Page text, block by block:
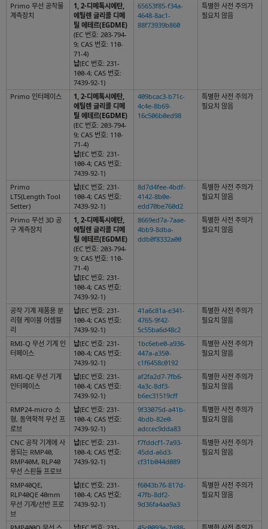
Primo 무선 공작물
계측장치
1, 2-디메톡시에탄,
에틸렌 글리콜 디메
틸 에테르(EGDME)
(EC 번호: 203-794-
9; CAS 번호: 110-
71-4)
납(EC 번호: 231-
100-4; CAS 번호:
7439-92-1)
65653f85-f34a-
4648-8ac1-
88f73939b860
특별한 사전 주의가
필요치 않음
Primo 인터페이스
1, 2-디메톡시에탄,
에틸렌 글리콜 디메
틸 에테르(EGDME)
(EC 번호: 203-794-
9; CAS 번호: 110-
71-4)
납(EC 번호: 231-
100-4; CAS 번호:
7439-92-1)
409bcac3-b71c-
4c4e-8b69-
16c506b0ed98
특별한 사전 주의가
필요치 않음
Primo
LTS(Length Tool
Setter)
납(EC 번호: 231-
100-4; CAS 번호:
7439-92-1)
8d7d4fee-4bdf-
4142-8b0e-
edd70be760d2
특별한 사전 주의가
필요치 않음
Primo 무선 3D 공
구 계측장치
1, 2-디메톡시에탄,
에틸렌 글리콜 디메
틸 에테르(EGDME)
(EC 번호: 203-794-
9; CAS 번호: 110-
71-4)
납(EC 번호: 231-
100-4; CAS 번호:
7439-92-1)
8669ed7a-7aae-
4bb9-8dba-
ddb0f8332a00
특별한 사전 주의가
필요치 않음
공작 기계 제품용 분
리형 케이블 어셈블
리
납(EC 번호: 231-
100-4; CAS 번호:
7439-92-1)
41a6c81a-e341-
4765-9f42-
5c55ba6d48c2
특별한 사전 주의가
필요치 않음
RMI-Q 무선 기계 인
터페이스
납(EC 번호: 231-
100-4; CAS 번호:
7439-92-1)
1bc6ebe0-a936-
447a-a350-
c1f6458c0192
특별한 사전 주의가
필요치 않음
RMI-QE 무선 기계
인터페이스
납(EC 번호: 231-
100-4; CAS 번호:
7439-92-1)
af2fa2d7-7fb6-
4a3c-8df3-
b6ec31519cff
특별한 사전 주의가
필요치 않음
RMP24-micro 소
형, 동역학적 무선 프
로브
납(EC 번호: 231-
100-4; CAS 번호:
7439-92-1)
9f33075d-a41b-
4bdb-82e0-
adccec9dda83
특별한 사전 주의가
필요치 않음
CNC 공작 기계에 사
용되는 RMP40,
RMP40M, RLP40
무선 스핀들 프로브
납(EC 번호: 231-
100-4; CAS 번호:
7439-92-1)
f7fddcf1-7a93-
45dd-a6d3-
cf31b044d089
특별한 사전 주의가
필요치 않음
RMP40QE,
RLP40QE 40mm
무선 기계/선반 프로
브
납(EC 번호: 231-
100-4; CAS 번호:
7439-92-1)
f6043b76-817d-
47fb-8df2-
9d36fa4aa9a3
특별한 사전 주의가
필요치 않음